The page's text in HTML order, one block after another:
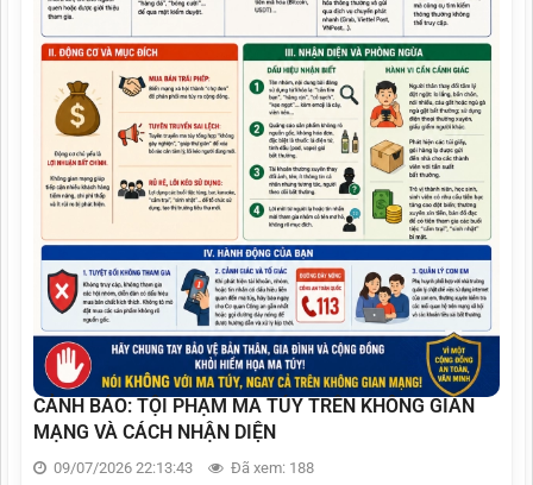
CẢNH BÁO: TỘI PHẠM MA TÚY TRÊN KHÔNG GIAN
MẠNG VÀ CÁCH NHẬN DIỆN
09/07/2026 22:13:43 Đã xem: 188